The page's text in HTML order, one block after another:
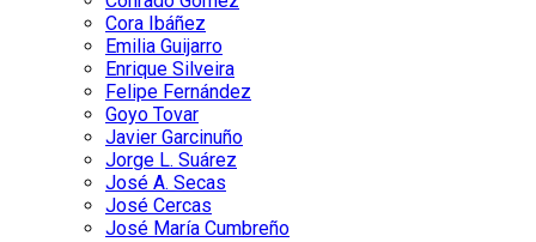
Cora Ibáñez
Emilia Guijarro
Enrique Silveira
Felipe Fernández
Goyo Tovar
Javier Garcinuño
Jorge L. Suárez
José A. Secas
José Cercas
José María Cumbreño